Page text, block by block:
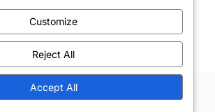
Hello Shoppable. Powered byWordPress
Customize
Reject All
Accept All